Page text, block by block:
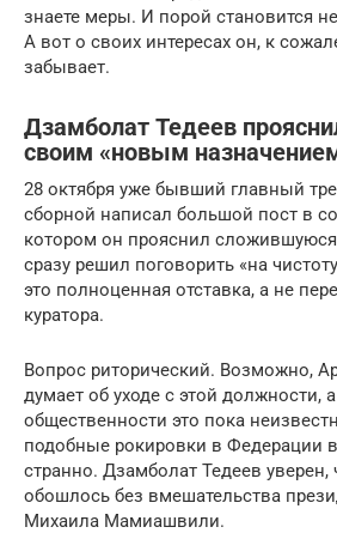
знаете меры. И порой становится
А вот о своих интересах он, к
забывает.
​​Дзамболат Тедеев
своим «новым
28 октября уже бывший главный
сборной написал большой пост в
котором он прояснил
сразу решил поговорить «на
это полноценная отставка, а не
куратора.
Вопрос риторический. Возможно,
думает об уходе с этой должности,
общественности это пока
подобные рокировки в Федерации
странно. ​​Дзамболат Тедеев уверен,
обошлось без вмешательства
Михаила Мамиашвили.